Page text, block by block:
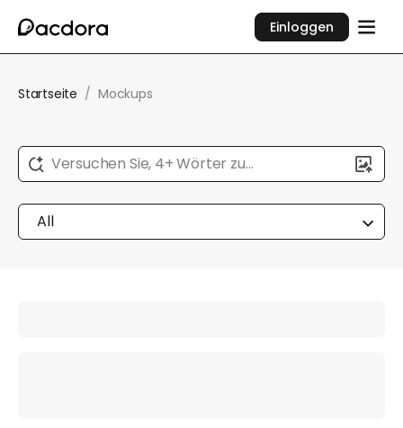
Einloggen
Startseite / Mockups
Versuchen Sie, 4+ Wörter zu
beschreiben...
All